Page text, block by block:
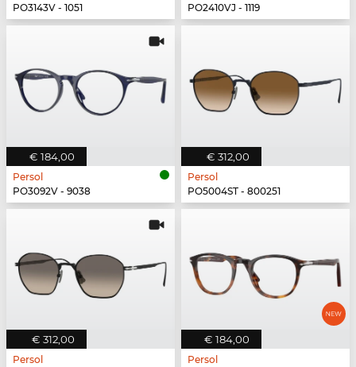
PO3143V - 1051
PO2410VJ - 1119
€ 184,00
Persol
PO3092V - 9038
€ 312,00
Persol
PO5004ST - 800251
€ 312,00
Persol
€ 184,00
Persol